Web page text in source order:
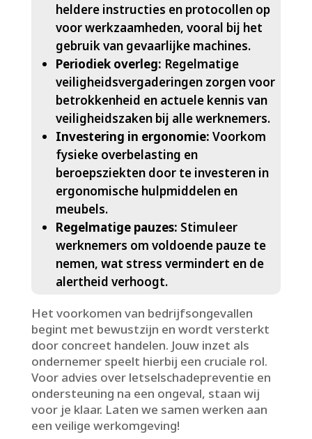
heldere instructies en protocollen op
voor werkzaamheden, vooral bij het
gebruik van gevaarlijke machines.​
Periodiek overleg: Regelmatige
veiligheidsvergaderingen zorgen voor
betrokkenheid en actuele kennis van
veiligheidszaken bij alle werknemers.​
Investering in ergonomie: Voorkom
fysieke overbelasting en
beroepsziekten door te investeren in
ergonomische hulpmiddelen en
meubels.​
Regelmatige pauzes: Stimuleer
werknemers om voldoende pauze te
nemen, wat stress vermindert en de
alertheid verhoogt.​
Het voorkomen van bedrijfsongevallen
begint met bewustzijn en wordt versterkt
door concreet handelen.​ Jouw inzet als
ondernemer speelt hierbij een cruciale rol.​
Voor advies over letselschadepreventie en
ondersteuning na een ongeval, staan wij
voor je klaar.​ Laten we samen werken aan
een veilige werkomgeving!